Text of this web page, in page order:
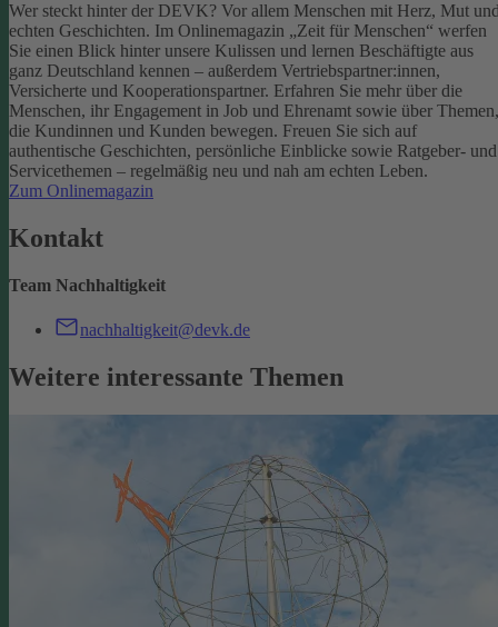
Wer steckt hinter der DEVK? Vor allem Menschen mit Herz, Mut
echten Geschichten. Im Onlinemagazin „Zeit für Menschen“ werfen
Sie einen Blick hinter unsere Kulissen und lernen Beschäftigte aus
ganz Deutschland kennen – außerdem Vertriebspartner:innen,
Versicherte und Kooperationspartner. Erfahren Sie mehr über die
Menschen, ihr Engagement in Job und Ehrenamt sowie über Themen,
die Kundinnen und Kunden bewegen. Freuen Sie sich auf
authentische Geschichten, persönliche Einblicke sowie Ratgeber- und
Servicethemen – regelmäßig neu und nah am echten Leben.
Zum Onlinemagazin
Kontakt
Team Nachhaltigkeit
nachhaltigkeit@devk.de
Weitere interessante Themen